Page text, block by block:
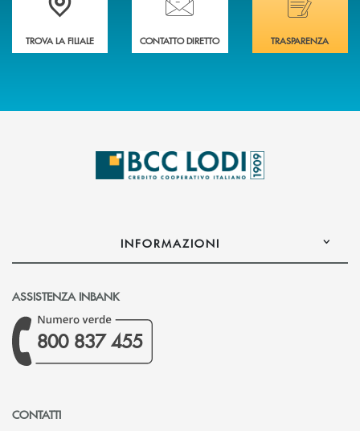
TROVA LA FILIALE CONTATTO DIRETTO TRASPARENZA
INFORMAZIONI
ASSISTENZA INBANK
800 837 455
CONTATTI